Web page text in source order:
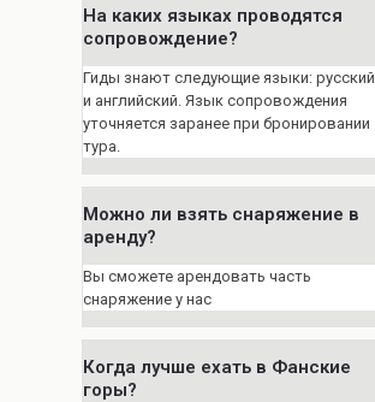
На каких языках проводятся
сопровождение?
Гиды знают следующие языки: русский
и английский. Язык сопровождения
уточняется заранее при бронировании
тура.
Можно ли взять снаряжение в
аренду?
Вы сможете арендовать часть
снаряжение у нас
Когда лучше ехать в Фанские
горы?